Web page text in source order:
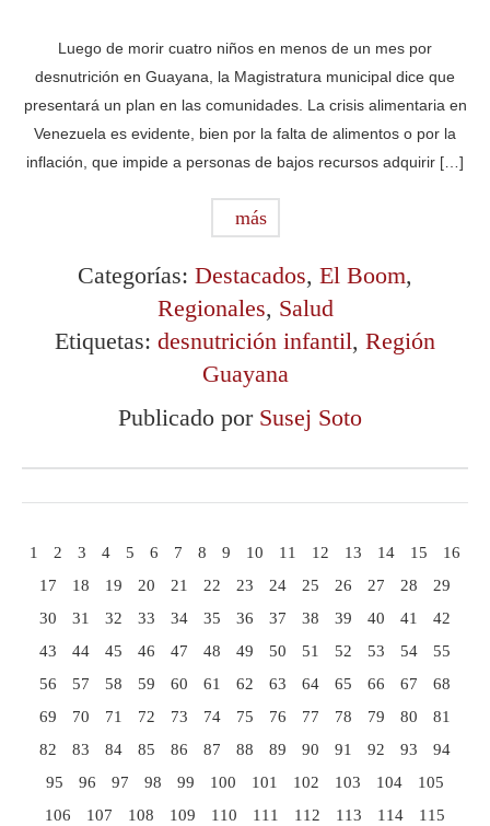
Luego de morir cuatro niños en menos de un mes por
desnutrición en Guayana, la Magistratura municipal dice que
presentará un plan en las comunidades. La crisis alimentaria en
Venezuela es evidente, bien por la falta de alimentos o por la
inflación, que impide a personas de bajos recursos adquirir […]
más
Categorías: Destacados, El Boom,
Regionales, Salud
Etiquetas: desnutrición infantil, Región
Guayana
Publicado por Susej Soto
1 2 3 4 5 6 7 8 9 10 11 12 13 14 15
16
17
18 19 20 21 22 23 24 25 26 27 28
29
30
31 32 33 34 35 36 37 38 39 40 41
42
43
44 45 46 47 48 49 50 51 52 53 54
55
56
57 58 59 60 61 62 63 64 65 66 67
68
69
70 71 72 73 74 75 76 77 78 79 80
81
82
83 84 85 86 87 88 89 90 91 92 93
94
95
96 97 98 99 100 101 102 103 104
105
106
107 108 109 110 111 112 113 114
115